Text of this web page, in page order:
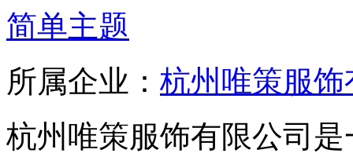
简单主题
所属企业： 杭州唯策服
杭州唯策服饰有限公司